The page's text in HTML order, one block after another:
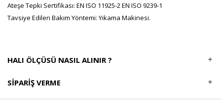
Ateşe Tepki Sertifikası: EN ISO 11925-2 EN ISO 9239-1
Tavsiye Edilen Bakım Yöntemi: Yıkama Makinesi.
HALI ÖLÇÜSÜ NASIL ALINIR ?
SIPARIŞ VERME